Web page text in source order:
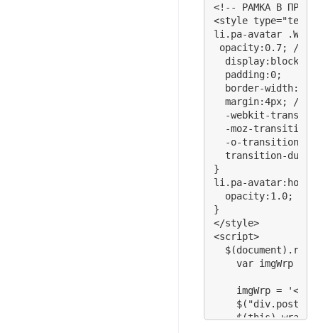
<!-- РАМКА В
<style type="text/
li.pa-avatar
opacity:0.7; /
  display:block;
  padding:0;
  border-width:0;
margin:4px; /
-webkit-
-moz-
-o-transition-
transition-
}
li.pa-avatar:hover
  opacity:1.0;
}
</style>
<script>
var imgWrp =
imgWrp =
$("div.post-